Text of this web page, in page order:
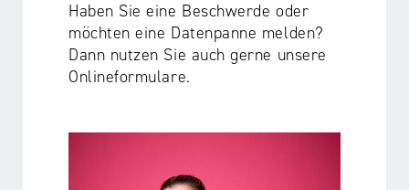
Haben Sie eine Beschwerde oder
möchten eine Datenpanne melden?
Dann nutzen Sie auch gerne unsere
Onlineformulare.